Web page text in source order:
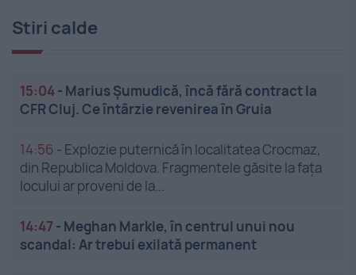
Stiri calde
15:04- Marius Șumudică, încă fără contract la
CFR Cluj. Ce întârzie revenirea în Gruia
14:56 - Explozie puternică în localitatea Crocmaz,
din Republica Moldova. Fragmentele găsite la fața
locului ar proveni de la...
14:47 - Meghan Markle, în centrul unui nou
scandal: Ar trebui exilată permanent